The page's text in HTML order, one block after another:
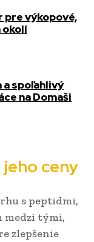
pre výkopové,
okolí
a spoľahlivý
na Domaši
ceny
s peptidmi,
medzi tými,
zlepšenie